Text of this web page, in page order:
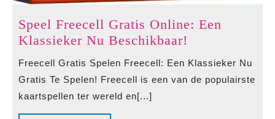
Speel Freecell Gratis Online: Een
Klassieker Nu Beschikbaar!
Gratis
Online:
Freecell Gratis Spelen Freecell: Een Klassieker Nu
Gratis Te Spelen! Freecell is een van de populairste
kaartspellen ter wereld en[...]